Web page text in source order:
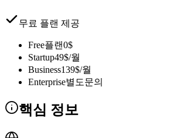
무료 플랜 제공
Free플랜0$
Startup49$/월
Business139$/월
Enterprise별도문의
핵심 정보